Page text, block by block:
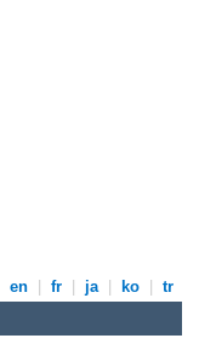
en fr ja ko tr